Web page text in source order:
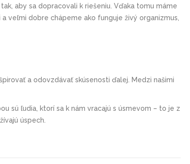
aby sa dopracovali k riešeniu. Vďaka tomu máme
veľmi dobre chápeme ako funguje živý organizmus,
a odovzdávať skúsenosti ďalej. Medzi našimi
sú ľudia, ktorí sa k nám vracajú s úsmevom – to je z
úspech.